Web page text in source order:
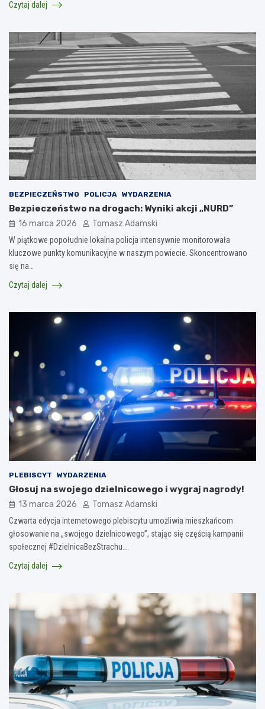
Czytaj dalej
BEZPIECZEŃSTWO POLICJA WYDARZENIA
Bezpieczeństwo na drogach: Wyniki akcji „NURD”
16 marca 2026 Tomasz Adamski
W piątkowe popołudnie lokalna policja intensywnie monitorowała
kluczowe punkty komunikacyjne w naszym powiecie. Skoncentrowano
się na…
Czytaj dalej
PLEBISCYT WYDARZENIA
Głosuj na swojego dzielnicowego i wygraj nagrody!
13 marca 2026 Tomasz Adamski
Czwarta edycja internetowego plebiscytu umożliwia mieszkańcom
głosowanie na „swojego dzielnicowego”, stając się częścią kampanii
społecznej #DzielnicaBezStrachu.…
Czytaj dalej